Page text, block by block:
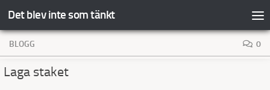
Hoppa till innehåll
Det blev inte som tänkt
BLOGG 0
Laga staket